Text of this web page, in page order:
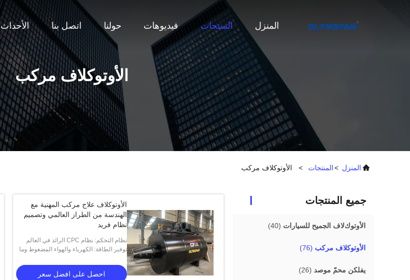
المنزل المنتجات فيديوهات حولنا اتصل بنا الأحداث
الأوتوكلاف مركب
المنزل >المنتجات > الأوتوكلاف مركب
جميع المنتجات
اﻷوتوكﻻف الجميح للسيارات (40)
الأوتوكلاف مركب (76)
يفلكن محمّ موصد (26)
الأوتوكلاف علاج مركب المهنية مع
الهندسة من الطراز العالمي وتصميم
نظام فريد
نظام التحكم: نظام CPC الرائد في العالم
توفير الطاقة: الكهرباء والهواء المضغوط وما
احصل على افضل سعر